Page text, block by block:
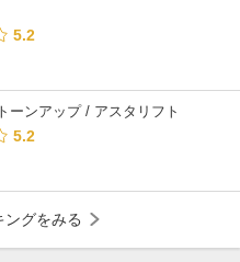
5.2
ーンアップ / アスタリフト
5.2
グをみる